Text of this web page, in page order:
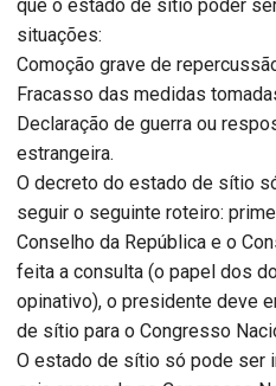
que o estado de sítio poder
situações:
Comoção grave de
Fracasso das medidas
Declaração de guerra ou
estrangeira.
O decreto do estado de sítio
seguir o seguinte roteiro:
Conselho da República e o
feita a consulta (o papel dos
opinativo), o presidente deve
de sítio para o Congresso
O estado de sítio só pode ser